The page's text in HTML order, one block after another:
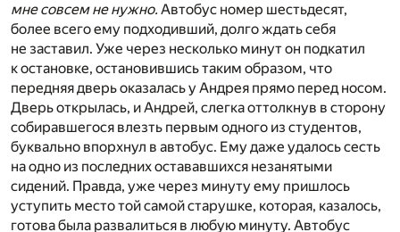
мне совсем не нужно. Автобус номер шестьдесят,
более всего ему подходивший, долго ждать себя
не заставил. Уже через несколько минут он подкатил
к остановке, остановившись таким образом, что
передняя дверь оказалась у Андрея прямо перед носом.
Дверь открылась, и Андрей, слегка оттолкнув в сторону
собиравшегося влезть первым одного из студентов,
буквально впорхнул в автобус. Ему даже удалось сесть
на одно из последних остававшихся незанятыми
сидений. Правда, уже через минуту ему пришлось
уступить место той самой старушке, которая, казалось,
готова была развалиться в любую минуту. Автобус